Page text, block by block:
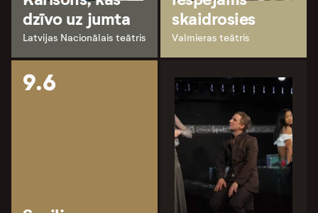
dzīvo uz jumta
Latvijas Nacionālais teātris
skaidrosies
Valmieras teātris
9.6